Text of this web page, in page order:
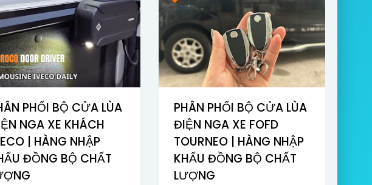
PHỐI BỘ CỬA LÙA
NGA XE KHÁCH
| HÀNG NHẬP
ĐỒNG BỘ CHẤT
PHÂN PHỐI BỘ CỬA LÙA
ĐIỆN NGA XE FOFD
TOURNEO | HÀNG NHẬP
KHẨU ĐỒNG BỘ CHẤT
LƯỢNG